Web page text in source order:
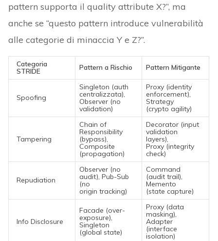
pattern supporta il quality attribute X?”, ma
anche se “questo pattern introduce vulnerabilità
alle categorie di minaccia Y e Z?”.
Categoria
STRIDE
Pattern a Rischio Pattern Mitigante
Spoofing
Singleton (auth
centralizzata),
Observer (no
validation)
Proxy (identity
enforcement),
Strategy
(crypto agility)
Tampering
Chain of
Responsibility
(bypass),
Composite
(propagation)
Decorator (input
validation
layers),
Proxy (integrity
check)
Repudiation
Observer (no
audit), Pub-Sub
(no
origin tracking)
Command
(audit trail),
Memento
(state capture)
Info Disclosure
Facade (over-
exposure),
Singleton
(global state)
Proxy (data
masking),
Adapter
(interface
isolation)